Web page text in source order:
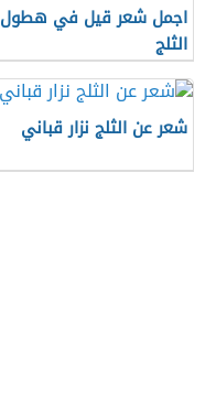
اجمل شعر قيل في هطول
الثلج
شعر عن الثلج نزار قباني